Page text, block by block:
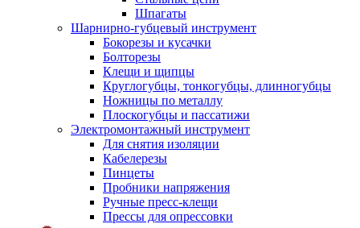
Шпагаты
Шарнирно-губцевый инструмент
Бокорезы и кусачки
Болторезы
Клещи и щипцы
Круглогубцы, тонкогубцы, длинногубцы
Ножницы по металлу
Плоскогубцы и пассатижи
Электромонтажный инструмент
Для снятия изоляции
Кабелерезы
Пинцеты
Пробники напряжения
Ручные пресс-клещи
Прессы для опрессовки